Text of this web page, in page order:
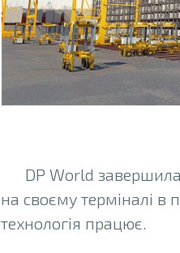
DP World
на своєму терміналі в
технологія працює.